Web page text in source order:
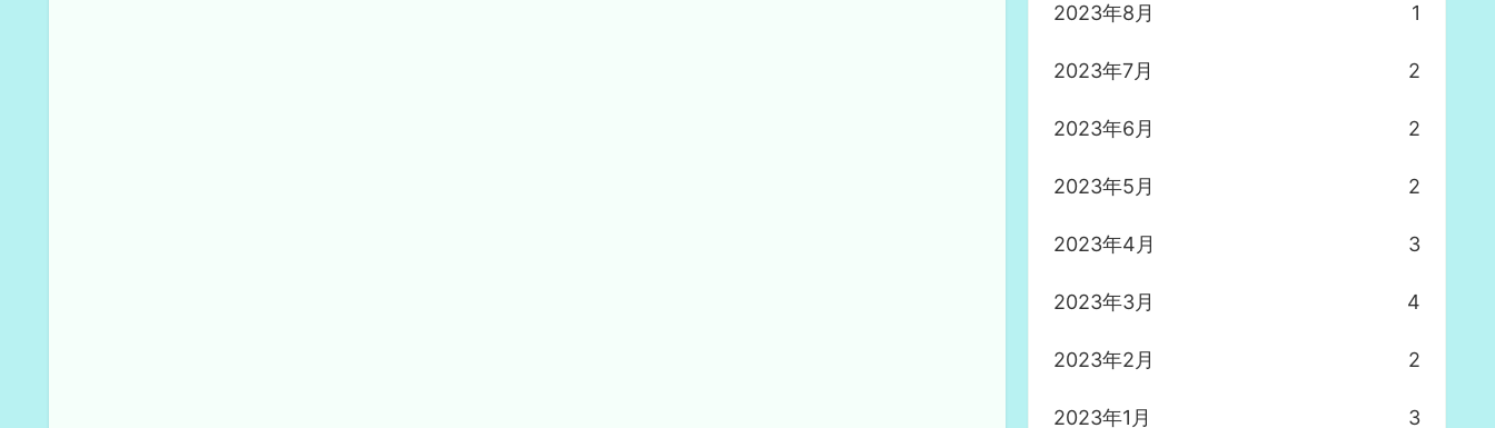
2023年8月 1
2023年7月 2
2023年6月 2
2023年5月 2
2023年4月 3
2023年3月 4
2023年2月 2
2023年1月 3